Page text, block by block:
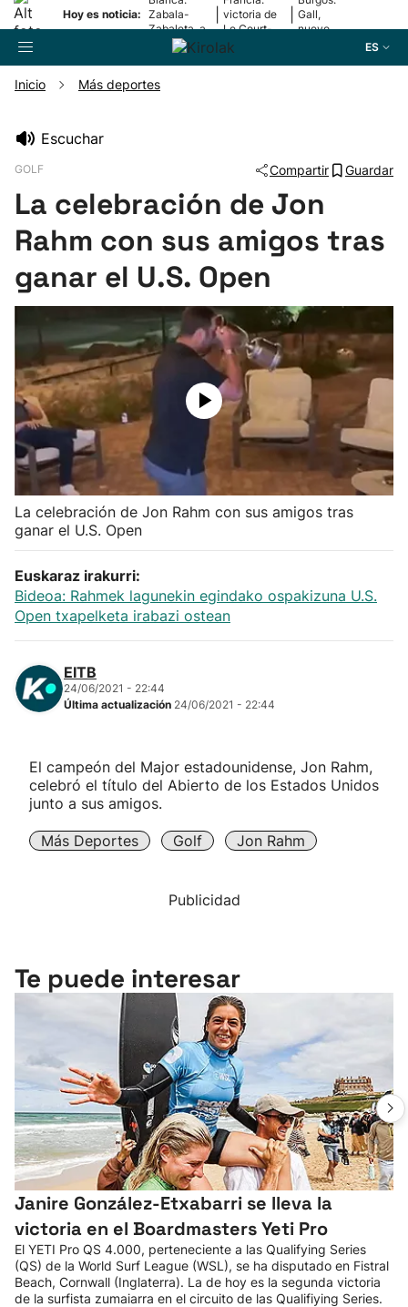
Hoy es noticia: Zabala-
Zabaleta, a
la final
victoria de
Le Court-
Pienaar
Gall,
nuevo
ES
Pelota
Remo
Baloncesto
Ciclismo
Herri-kirolak
Balonmano
Kirolak 360
Atletismo
Carreras de montaña
Más deportes
Inicio Más deportes
Escuchar
GOLF Compartir Guardar
La celebración de Jon
Rahm con sus amigos tras
ganar el U.S. Open
La celebración de Jon Rahm con sus amigos tras
ganar el U.S. Open
Euskaraz irakurri:
Bideoa: Rahmek lagunekin egindako ospakizuna U.S.
Open txapelketa irabazi ostean
EITB
24/06/2021 - 22:44
Última actualización 24/06/2021 - 22:44
El campeón del Major estadounidense, Jon Rahm,
celebró el título del Abierto de los Estados Unidos
junto a sus amigos.
Más Deportes Golf Jon Rahm
Publicidad
Te puede interesar
Janire González-Etxabarri se lleva la
victoria en el Boardmasters Yeti Pro
El YETI Pro QS 4.000, perteneciente a las Qualifying Series
(QS) de la World Surf League (WSL), se ha disputado en Fistral
Beach, Cornwall (Inglaterra). La de hoy es la segunda victoria
de la surfista zumaiarra en el circuito de las Qualifiying Series.